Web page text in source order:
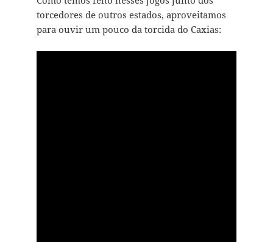
torcedores de outros estados, aproveitamos
para ouvir um pouco da torcida do Caxias: